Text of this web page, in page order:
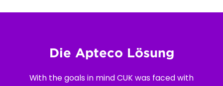
Die Apteco Lösung
With the goals in mind CUK was faced with